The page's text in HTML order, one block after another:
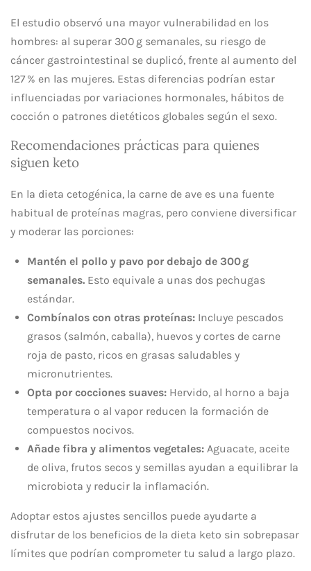
El estudio observó una mayor vulnerabilidad en los
hombres: al superar 300 g semanales, su riesgo de
cáncer gastrointestinal se duplicó, frente al aumento del
127 % en las mujeres. Estas diferencias podrían estar
influenciadas por variaciones hormonales, hábitos de
cocción o patrones dietéticos globales según el sexo.
Recomendaciones prácticas para quienes
siguen keto
En la dieta cetogénica, la carne de ave es una fuente
habitual de proteínas magras, pero conviene diversificar
y moderar las porciones:
Mantén el pollo y pavo por debajo de 300 g
semanales. Esto equivale a unas dos pechugas
estándar.
Combínalos con otras proteínas: Incluye pescados
grasos (salmón, caballa), huevos y cortes de carne
roja de pasto, ricos en grasas saludables y
micronutrientes.
Opta por cocciones suaves: Hervido, al horno a baja
temperatura o al vapor reducen la formación de
compuestos nocivos.
Añade fibra y alimentos vegetales: Aguacate, aceite
de oliva, frutos secos y semillas ayudan a equilibrar la
microbiota y reducir la inflamación.
Adoptar estos ajustes sencillos puede ayudarte a
disfrutar de los beneficios de la dieta keto sin sobrepasar
límites que podrían comprometer tu salud a largo plazo.